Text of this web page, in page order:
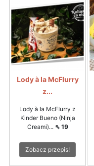
Lody à la McFlurry
z...
Lody à la McFlurry z
Kinder Bueno (Ninja
Creami)... ⇖ 19
Zobacz przepis!